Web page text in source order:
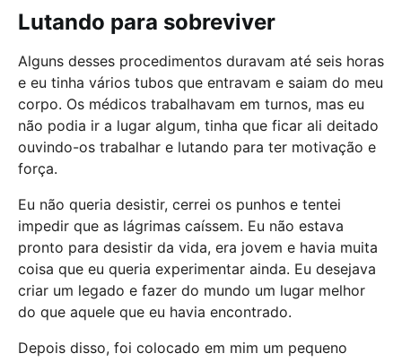
Lutando para sobreviver
Alguns desses procedimentos duravam até seis horas
e eu tinha vários tubos que entravam e saiam do meu
corpo. Os médicos trabalhavam em turnos, mas eu
não podia ir a lugar algum, tinha que ficar ali deitado
ouvindo-os trabalhar e lutando para ter motivação e
força.
Eu não queria desistir, cerrei os punhos e tentei
impedir que as lágrimas caíssem. Eu não estava
pronto para desistir da vida, era jovem e havia muita
coisa que eu queria experimentar ainda. Eu desejava
criar um legado e fazer do mundo um lugar melhor
do que aquele que eu havia encontrado.
Depois disso, foi colocado em mim um pequeno